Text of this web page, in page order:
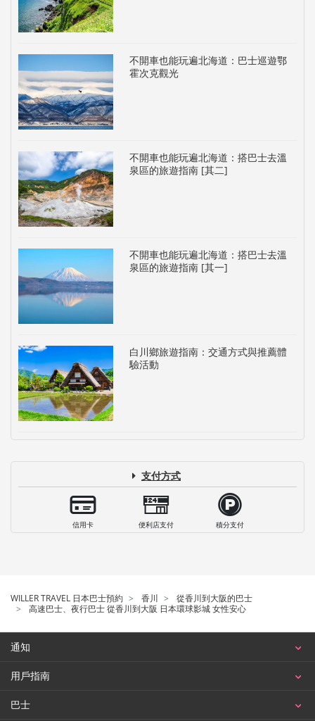
不開車也能玩遍北海道：巴士巡遊鄂
霍次克觀光
不開車也能玩遍北海道：搭巴士去溫
泉區的旅遊指南 [其二]
不開車也能玩遍北海道：搭巴士去溫
泉區的旅遊指南 [其一]
白川鄉旅遊指南：交通方式與推薦體
驗活動
支付方式
信用卡 便利店支付 積分支付
WILLER TRAVEL 日本巴士預約 香川
從香川到大阪的巴士
高速巴士、夜行巴士 從香川到大阪 日本環球影城 女性安心
通知
用戶指南
巴士